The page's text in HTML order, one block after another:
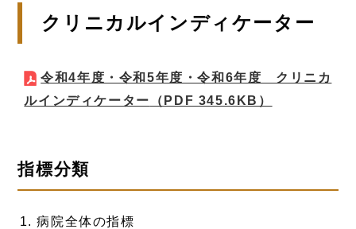
クリニカルインディケーター
令和4年度・令和5年度・令和6年度 クリニカ
ルインディケーター
（PDF 345.6KB）
指標分類
病院全体の指標